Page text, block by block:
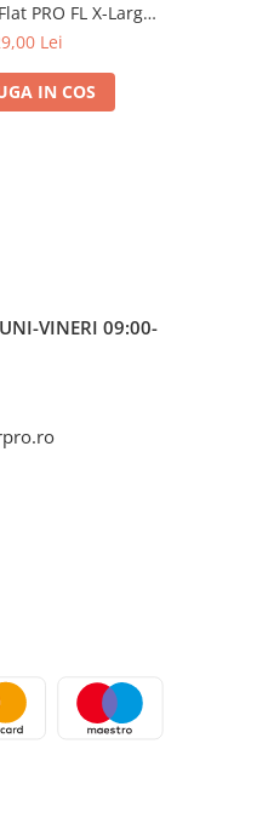
PRO FL X-Large
80g | PRO FL
Lei
IN COS
VINERI 09:00-